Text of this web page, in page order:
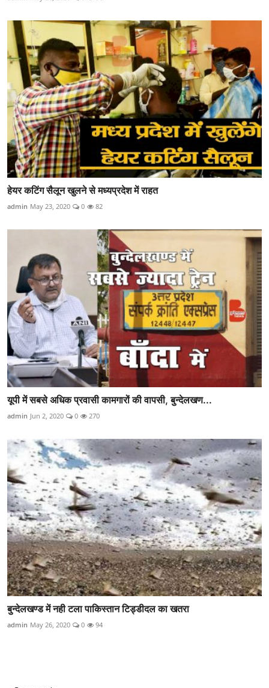
हेयर कटिंग सैलून खुलने से मध्यप्रदेश में राहत
admin May 23, 2020 0 82
यूपी में सबसे अधिक प्रवासी कामगारों की वापसी, बुन्देलखण...
admin Jun 2, 2020 0 270
बुन्देलखण्ड में नही टला पाकिस्तान टिड्डीदल का खतरा
admin May 26, 2020 0 94